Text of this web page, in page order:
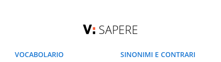
SAPERE
VOCABOLARIO
SINONIMI E CONTRARI